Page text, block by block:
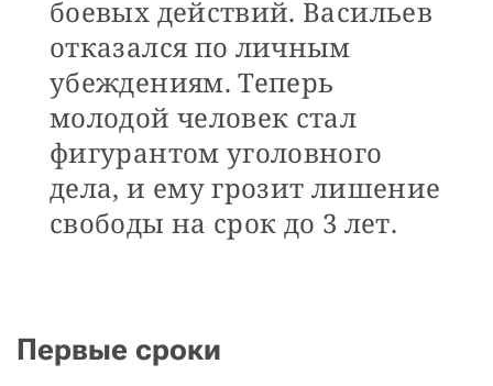
боевых действий. Васильев
отказался по личным
убеждениям. Теперь
молодой человек стал
фигурантом уголовного
дела, и ему грозит лишение
свободы на срок до 3 лет.
Первые сроки